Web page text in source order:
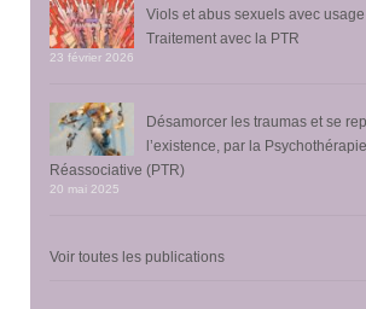
Viols et abus sexuels avec
Traitement avec la PTR
23 février 2026
Désamorcer les traumas et se
l’existence, par la
Réassociative (PTR)
20 mai 2025
Voir toutes les publications